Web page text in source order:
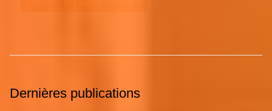
Dernières publications